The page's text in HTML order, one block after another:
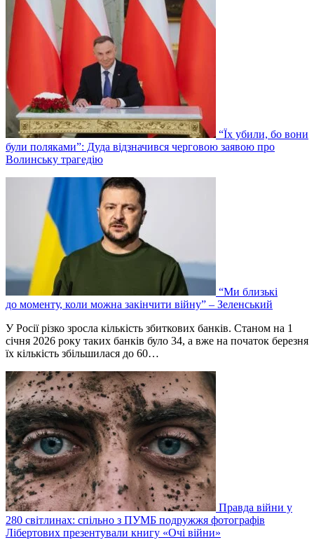
“Їх убили, бо вони
були поляками”: Дуда відзначився черговою заявою про
Волинську трагедію
“Ми близькі
до моменту, коли можна закінчити війну” – Зеленський
У Росії різко зросла кількість збиткових банків. Станом на 1
січня 2026 року таких банків було 34, а вже на початок березня
їх кількість збільшилася до 60…
Правда війни у
280 світлинах: спільно з ПУМБ подружжя фотографів
Лібертових презентували книгу «Очі війни»